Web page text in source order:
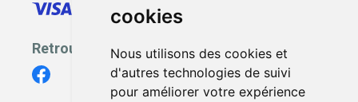
cookies
Nous utilisons des cookies et
d'autres technologies de suivi
pour améliorer votre expérience
Retrouvez-nous